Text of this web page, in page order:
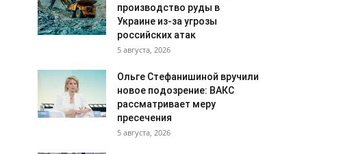
производство руды в
Украине из-за угрозы
российских атак
5 августа, 2026
Ольге Стефанишиной вручили
новое подозрение: ВАКС
рассматривает меру
пресечения
5 августа, 2026